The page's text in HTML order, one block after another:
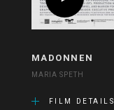
MADONNEN
MARIA SPETH
FILM DETAILS